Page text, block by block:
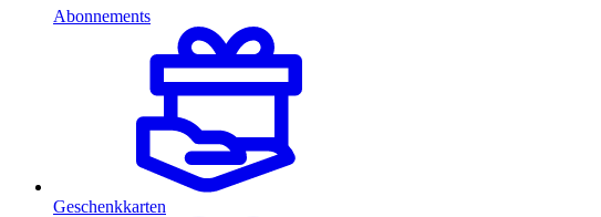
Abonnements
Geschenkkarten